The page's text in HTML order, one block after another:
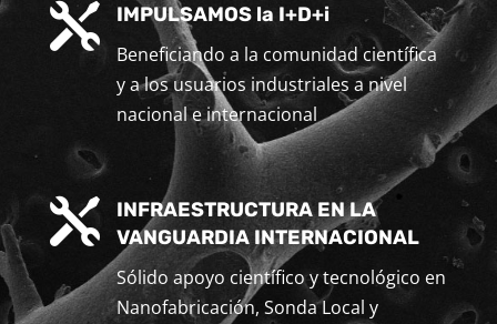

IMPULSAMOS la I+D+i
Beneficiando a la comunidad científica
y a los usuarios industriales a nivel
nacional e internacional

INFRAESTRUCTURA EN LA
VANGUARDIA INTERNACIONAL
Sólido apoyo científico y tecnológico en
Nanofabricación, Sonda Local y